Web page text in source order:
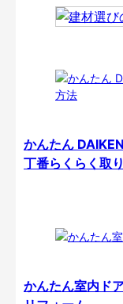
かんたん
丁番らくらく取
かんたん室内ド